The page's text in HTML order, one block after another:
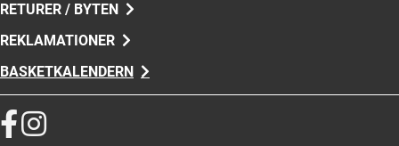
RETURER / BYTEN
REKLAMATIONER
BASKETKALENDERN